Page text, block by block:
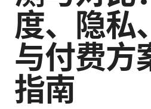
度、隐私
与付费方
指南